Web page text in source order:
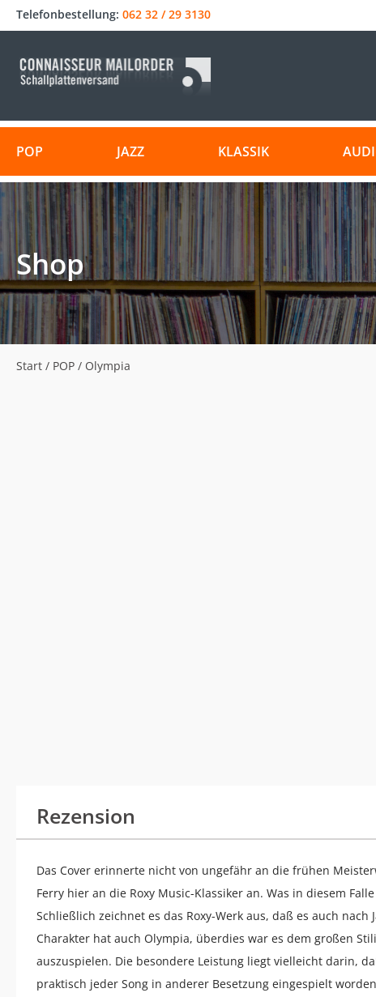
Telefonbestellung: 062 32 / 29 3130
POP JAZZ KLASSIK
Shop
Start / POP / Olympia
Rezension
Das Cover erinnerte nicht von ungefähr an die frühen
Ferry hier an die Roxy Music-Klassiker an. Was in diesem
Schließlich zeichnet es das Roxy-Werk aus, daß es auch
Charakter hat auch Olympia, überdies war es dem großen
auszuspielen. Die besondere Leistung liegt vielleicht darin,
praktisch jeder Song in anderer Besetzung eingespielt